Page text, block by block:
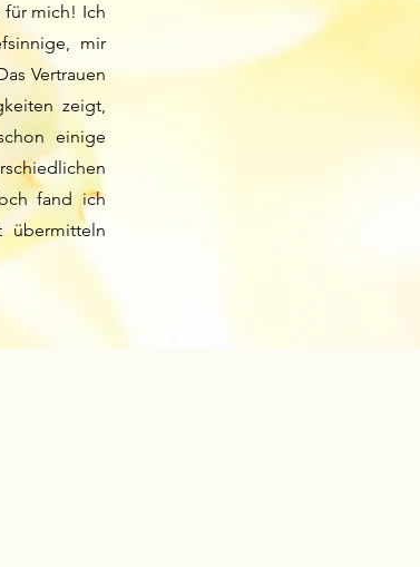
für mich! Ich
mir
Vertrauen
zeigt,
einige
fand ich